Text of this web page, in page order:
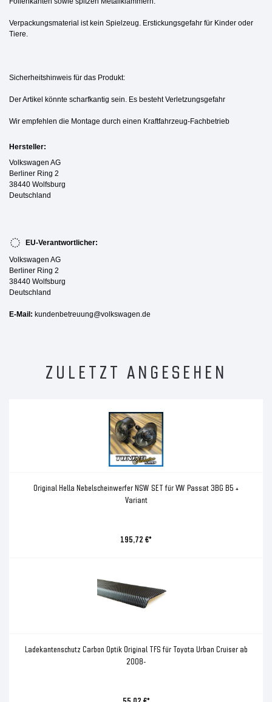
Verpackungsmaterial ist kein Spielzeug. Erstickungsgefahr für Kinder oder
Tiere.
Sicherheitshinweis für das Produkt:
Der Artikel könnte scharfkantig sein. Es besteht Verletzungsgefahr
Wir empfehlen die Montage durch einen Kraftfahrzeug-Fachbetrieb
Hersteller:
Volkswagen AG
Berliner Ring 2
38440 Wolfsburg
Deutschland
EU-Verantwortlicher:
Volkswagen AG
Berliner Ring 2
38440 Wolfsburg
Deutschland
E-Mail: kundenbetreuung@volkswagen.de
ZULETZT ANGESEHEN
Original Hella Nebelscheinwerfer NSW SET für VW Passat 3BG B5 +
Variant
195,72 €*
Ladekantenschutz Carbon Optik Original TFS für Toyota Urban Cruiser ab
2008-